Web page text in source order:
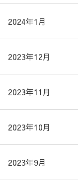
2024年1月
2023年12月
2023年11月
2023年10月
2023年9月